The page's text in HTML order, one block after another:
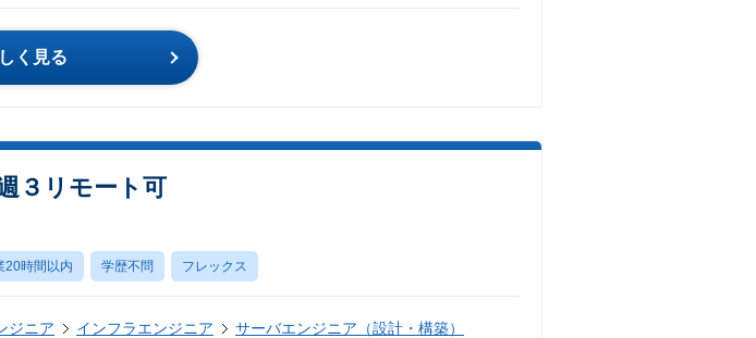
く見る
３リモート可
20時間以内 学歴不問 フレックス
ジニア インフラエンジニア サーバエンジニア（設計・構築）